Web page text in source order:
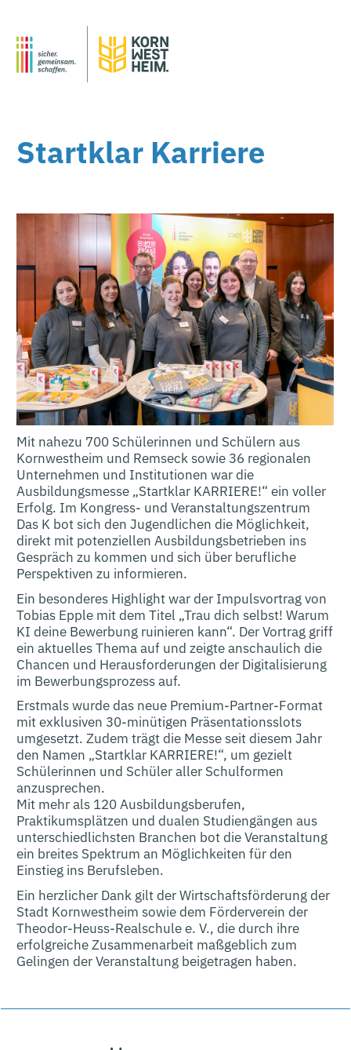
Startklar Karriere
Mit nahezu 700 Schülerinnen und Schülern aus
Kornwestheim und Remseck sowie 36 regionalen
Unternehmen und Institutionen war die
Ausbildungsmesse „Startklar KARRIERE!“ ein voller
Erfolg. Im Kongress- und Veranstaltungszentrum
Das K bot sich den Jugendlichen die Möglichkeit,
direkt mit potenziellen Ausbildungsbetrieben ins
Gespräch zu kommen und sich über berufliche
Perspektiven zu informieren.
Ein besonderes Highlight war der Impulsvortrag von
Tobias Epple mit dem Titel „Trau dich selbst! Warum
KI deine Bewerbung ruinieren kann“. Der Vortrag griff
ein aktuelles Thema auf und zeigte anschaulich die
Chancen und Herausforderungen der Digitalisierung
im Bewerbungsprozess auf.
Erstmals wurde das neue Premium-Partner-Format
mit exklusiven 30-minütigen Präsentationsslots
umgesetzt. Zudem trägt die Messe seit diesem Jahr
den Namen „Startklar KARRIERE!“, um gezielt
Schülerinnen und Schüler aller Schulformen
anzusprechen.
Mit mehr als 120 Ausbildungsberufen,
Praktikumsplätzen und dualen Studiengängen aus
unterschiedlichsten Branchen bot die Veranstaltung
ein breites Spektrum an Möglichkeiten für den
Einstieg ins Berufsleben.
Ein herzlicher Dank gilt der Wirtschaftsförderung der
Stadt Kornwestheim sowie dem Förderverein der
Theodor-Heuss-Realschule e. V., die durch ihre
erfolgreiche Zusammenarbeit maßgeblich zum
Gelingen der Veranstaltung beigetragen haben.